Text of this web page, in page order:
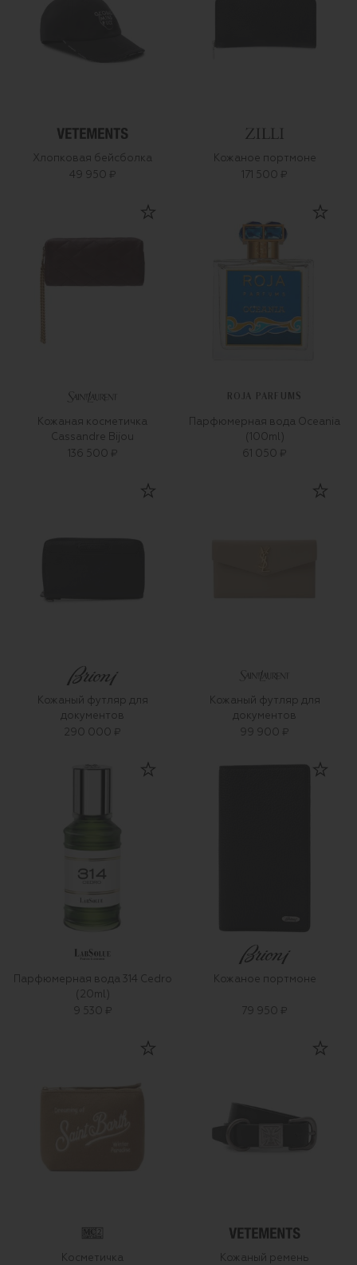
Хлопковая бейсболка
49 950 ₽
Кожаное портмоне
171 500 ₽
Кожаная косметичка
Cassandre Bijou
136 500 ₽
ROJA PARFUMS
Парфюмерная вода Oceania
(100ml)
61 050 ₽
Кожаный футляр для
документов
290 000 ₽
Кожаный футляр для
документов
99 900 ₽
Парфюмерная вода 314 Cedro
(20ml)
9 530 ₽
Кожаное портмоне
79 950 ₽
Косметичка
Кожаный ремень